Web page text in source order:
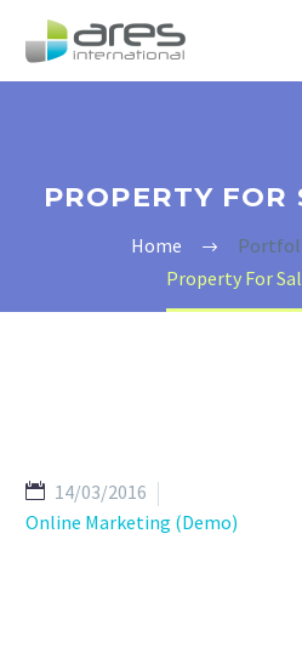
PROPERTY FOR
Home
Property For
14/03/2016
Online Marketing (Demo)